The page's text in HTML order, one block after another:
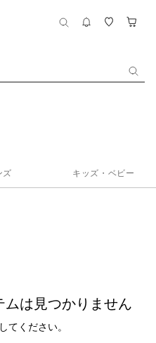
ズ キッズ・ベビー
は見つかりません
てください。